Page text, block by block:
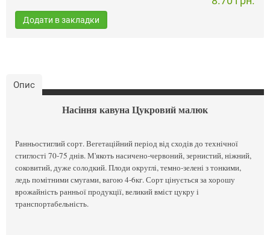
Додати в закладки
Опис
Насіння кавуна Цукровий малюк
Ранньостиглий сорт. Вегетаційний період від сходів до технічної
стиглості 70-75 днів. М'якоть насичено-червоний, зернистий, ніжний,
соковитий, дуже солодкий. Плоди округлі, темно-зелені з тонкими,
ледь помітними смугами, вагою 4-6кг. Сорт цінується за хорошу
врожайність ранньої продукції, великий вміст цукру і
транспортабельність.